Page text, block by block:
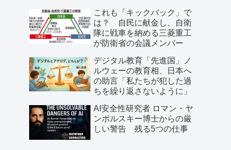
これも「キックバック」で
は？ 自民に献金し、自衛
隊に戦車を納める三菱重工
が防衛省の会議メンバー
デジタル教育「先進国」ノ
ルウェーの教育相、日本へ
の助言「私たちが犯した過
ちを繰り返さないように」
AI安全性研究者 ロマン・ヤ
ンポルスキー博士からの厳
しい警告 残る5つの仕事